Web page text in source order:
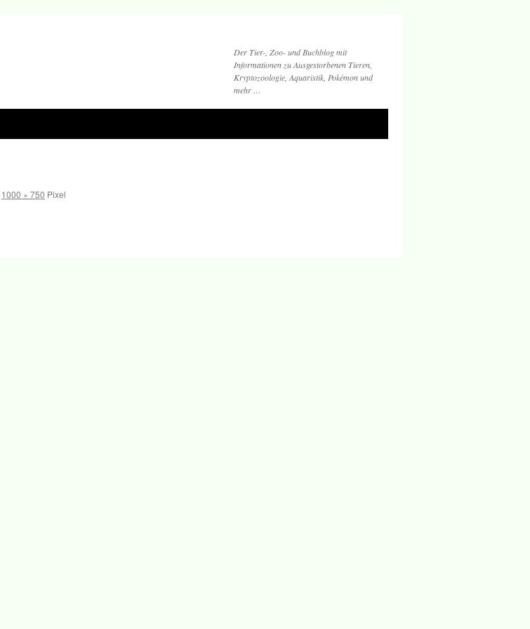
Der Tier-, Zoo- und Buchblog mit
Informationen zu Ausgestorbenen Tieren,
Kryptozoologie, Aquaristik, Pokémon und
mehr …
1000 × 750 Pixel